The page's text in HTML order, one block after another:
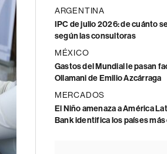
ARGENTINA
IPC de julio 2026: de cuánto
según las consultoras
MÉXICO
Gastos del Mundial le pasan
Ollamani de Emilio Azcárraga
MERCADOS
El Niño amenaza a América
Bank identifica los países